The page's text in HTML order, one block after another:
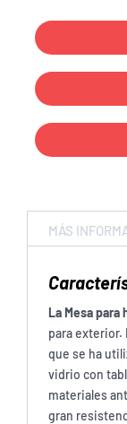
MÁS
La Mesa para
para exterior.
que se ha
vidrio con
materiales
gran